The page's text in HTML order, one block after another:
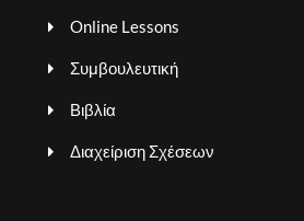
Online Lessons
Συμβουλευτική
Βιβλία
Διαχείριση Σχέσεων